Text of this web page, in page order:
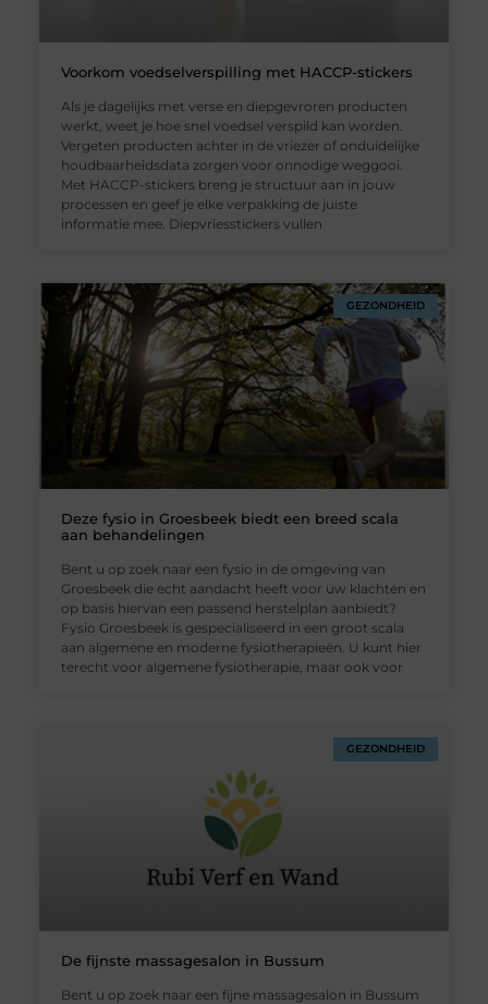
Voorkom voedselverspilling met HACCP-stickers
Als je dagelijks met verse en diepgevroren producten
werkt, weet je hoe snel voedsel verspild kan worden.
Vergeten producten achter in de vriezer of onduidelijke
houdbaarheidsdata zorgen voor onnodige weggooi.
Met HACCP-stickers breng je structuur aan in jouw
processen en geef je elke verpakking de juiste
informatie mee. Diepvriesstickers vullen
GEZONDHEID
Deze fysio in Groesbeek biedt een breed scala
aan behandelingen
Bent u op zoek naar een fysio in de omgeving van
Groesbeek die echt aandacht heeft voor uw klachten en
op basis hiervan een passend herstelplan aanbiedt?
Fysio Groesbeek is gespecialiseerd in een groot scala
aan algemene en moderne fysiotherapieën. U kunt hier
terecht voor algemene fysiotherapie, maar ook voor
GEZONDHEID
De fijnste massagesalon in Bussum
Bent u op zoek naar een fijne massagesalon in Bussum